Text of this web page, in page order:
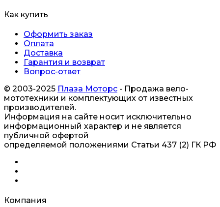
Как купить
Оформить заказ
Оплата
Доставка
Гарантия и возврат
Вопрос-ответ
© 2003-2025 Плаза Моторс - Продажа вело-
мототехники и комплектующих от известных
производителей.
Информация на сайте носит исключительно
информационный характер и не является
публичной офертой
определяемой положениями Статьи 437 (2) ГК РФ
Компания